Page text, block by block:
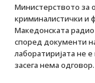
Министерството за
криминалистички и
Македонската
според документи
лаборатиријата не
засега нема одговор.